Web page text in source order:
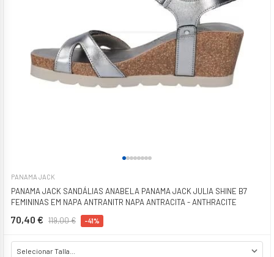
PANAMA JACK
PANAMA JACK SANDÁLIAS ANABELA PANAMA JACK JULIA SHINE B7
FEMININAS EM NAPA ANTRANITR NAPA ANTRACITA - ANTHRACITE
70,40 € 119,00 € -41%